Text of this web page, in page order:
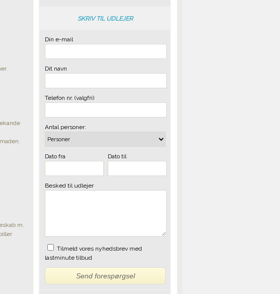
m.
SKRIV TIL UDLEJER
Din e-mail
Dit navn
Telefon nr. (valgfri)
Antal personer:
Dato fra Dato til
Besked til udlejer
Tilmeld vores nyhedsbrev med
lastminute tilbud
Send forespørgsel